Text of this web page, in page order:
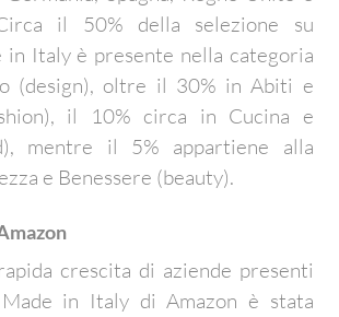
il 50% della selezione su
in Italy è presente nella categoria
(design), oltre il 30% in Abiti e
il 10% circa in Cucina e
mentre il 5% appartiene alla
e Benessere (beauty).
crescita di aziende presenti
in Italy di Amazon è stata